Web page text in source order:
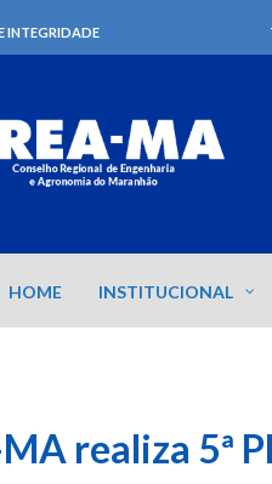
INTEGRIDADE
HOME INSTITUCIONAL
realiza 5ª